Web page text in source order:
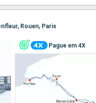
Rouen, Paris
Pague em 4X